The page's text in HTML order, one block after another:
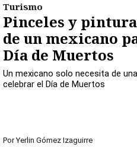
Turismo
Pinceles y
de un mexicano
Día de Muertos
Un mexicano solo necesita de
celebrar el Día de Muertos
Por Yerlin Gómez Izaguirre